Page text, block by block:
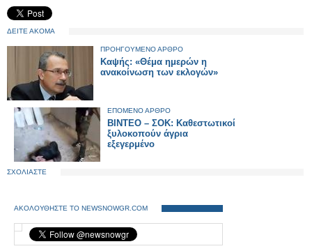
ΔΕΙΤΕ ΑΚΟΜΑ
ΠΡΟΗΓΟΥΜΕΝΟ ΑΡΘΡΟ
Καψής: «Θέμα ημερών η
ανακοίνωση των εκλογών»
ΕΠΟΜΕΝΟ ΑΡΘΡΟ
ΒΙΝΤΕΟ – ΣΟΚ: Καθεστωτικοί
ξυλοκοπούν άγρια
εξεγερμένο
ΣΧΟΛΙΑΣΤΕ
ΑΚΟΛΟΥΘΗΣΤΕ ΤΟ NEWSNOWGR.COM